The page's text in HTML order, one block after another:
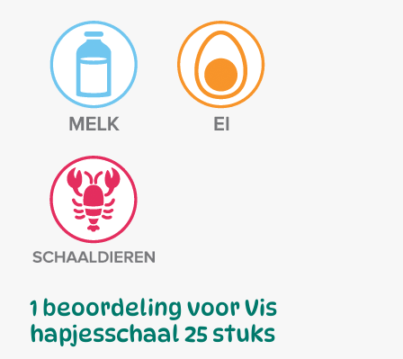
1 beoordeling voorVis
hapjesschaal 25 stuks